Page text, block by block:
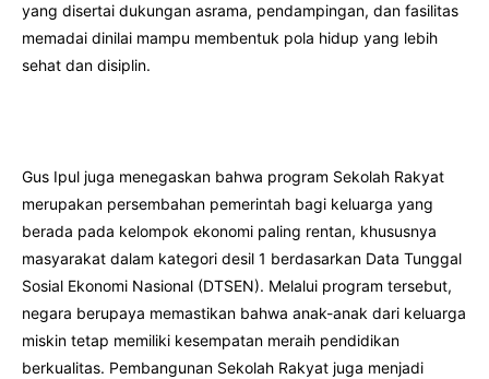
yang disertai dukungan asrama, pendampingan, dan fasilitas
memadai dinilai mampu membentuk pola hidup yang lebih
sehat dan disiplin.
Gus Ipul juga menegaskan bahwa program Sekolah Rakyat
merupakan persembahan pemerintah bagi keluarga yang
berada pada kelompok ekonomi paling rentan, khususnya
masyarakat dalam kategori desil 1 berdasarkan Data Tunggal
Sosial Ekonomi Nasional (DTSEN). Melalui program tersebut,
negara berupaya memastikan bahwa anak-anak dari keluarga
miskin tetap memiliki kesempatan meraih pendidikan
berkualitas. Pembangunan Sekolah Rakyat juga menjadi